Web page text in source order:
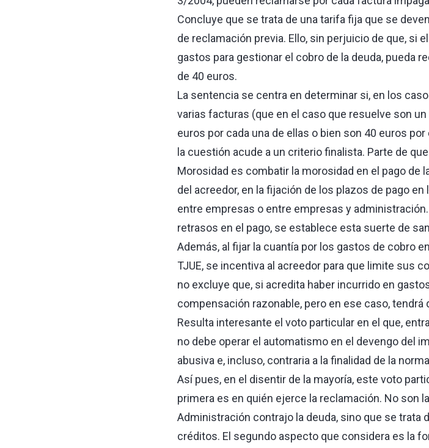
Concluye que se trata de una tarifa fija que se
de reclamación previa. Ello, sin perjuicio de que, si
gastos para gestionar el cobro de la deuda, pueda
de 40 euros.
La sentencia se centra en determinar si, en los
varias facturas (que en el caso que resuelve son
euros por cada una de ellas o bien son 40 euros
la cuestión acude a un criterio finalista. Parte de
Morosidad es combatir la morosidad en el pago de
del acreedor, en la fijación de los plazos de pago
entre empresas o entre empresas y
retrasos en el pago, se establece esta suerte de
Además, al fijar la cuantía por los gastos de cobro
TJUE, se incentiva al acreedor para que limite sus
no excluye que, si acredita haber incurrido en
compensación razonable, pero en ese caso, tendrá
Resulta interesante el voto particular en el que,
no debe operar el automatismo en el devengo del
abusiva e, incluso, contraria a la finalidad de la
Así pues, en el disentir de la mayoría, este voto
primera es en quién ejerce la reclamación. No son
Administración contrajo la deuda, sino que se
créditos. El segundo aspecto que considera es la